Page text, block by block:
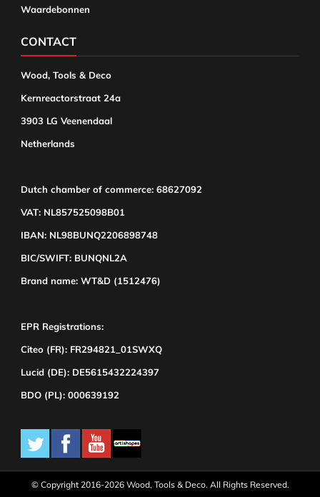
Waardebonnen
CONTACT
Wood, Tools & Deco
Kernreactorstraat 24a
3903 LG Veenendaal
Netherlands
Dutch chamber of commerce: 68627092
VAT: NL857525098B01
IBAN: NL98BUNQ2206898748
BIC/SWIFT: BUNQNL2A
Brand name: WT&D (1512476)
EPR Registrations:
Citeo (FR): FR294821_01SWXQ
Lucid (DE): DE5615432224397
BDO (PL): 000639192
© Copyright 2016-2026 Wood, Tools & Deco. All Rights Reserved.